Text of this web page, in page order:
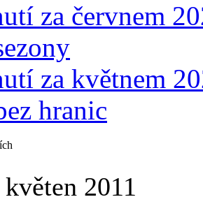
za červnem
za květnem
hranic
2011